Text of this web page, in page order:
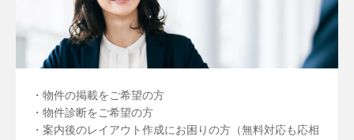
・物件の掲載をご希望の方
・物件診断をご希望の方
・案内後のレイアウト作成にお困りの方（無料対応も応相